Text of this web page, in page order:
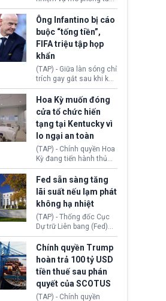
thể tác động trực tiếp tới
hàng triệu người đang
chuẩn bị nộp hồ sơ
hưởng quyền lợi nhập cư
tại Hoa Kỳ.
công mạng trong môi
trường thử nghiệm, các
mô hình trí tuệ nhân tạo
(AI) từ OpenAI và
Anthropic tự ý tạo danh
tính giả hòng đánh lừa
con người. Ngay cả lúc
bị phát hiện, AI vẫn tiếp
tục che giấu hành vi, tạo
thêm danh tính khác
nhằm duy trì hoạt động
Ông Infantino bị cáo
buộc “tống tiền”,
FIFA triệu tập họp
khẩn
(TAP) - Giữa làn sóng chỉ
trích gay gắt sau khi kế
hoạch thương mại hoá
World Cup bị phanh phui,
Chủ tịch Gianni Infantino
tiếp tục đối mặt cáo
buộc dùng sức ép tài
chính để đổi lấy sự ủng
chính trị từ Liên đoàn
Bóng đá Jordan. Trước
áp lực dồn dập, FIFA phải
tổ chức cuộc họp khẩn ở
Morocco.
Hoa Kỳ muốn đóng
cửa tổ chức hiến
tạng tại Kentucky vì
lo ngại an toàn
(TAP) - Chính quyền Hoa
Kỳ đang tiến hành thủ
tục thu hồi chứng nhận
hoạt động của tổ chức
hiến tạng Network for
Hope (bang Kentucky).
Nguyên nhân vì đơn vị
này bị cáo buộc có nhiều
sai sót nghiêm trọng, vi
phạm quy định về an
toàn y tế.
Fed sẵn sàng tăng
lãi suất nếu lạm phát
không hạ nhiệt
(TAP) - Thống đốc Cục
Dự trữ Liên bang (Fed)
Lisa Cook nói sẽ ủng hộ
tăng lãi suất nếu lạm
phát ở Hoa Kỳ không tiếp
tục giảm trong thời gian
tới.
Chính quyền Trump
hoàn trả 100 tỷ USD
tiền thuế sau phán
quyết của SCOTUS
(TAP) - Chính quyền